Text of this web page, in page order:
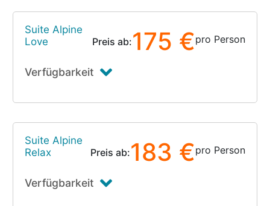
Suite Alpine
Love
Preis ab:175 €pro Person
Verfügbarkeit
Suite Alpine
Relax
Preis ab:183 €pro Person
Verfügbarkeit